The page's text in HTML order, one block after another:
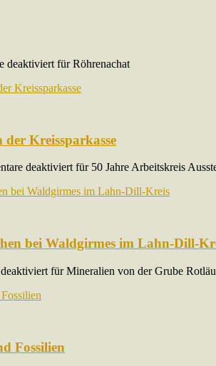
deaktiviert für Röhrenachat
Kreissparkasse
deaktiviertfür 50 Jahre Arbeitskreis
bei Waldgirmes im Lahn-Dill-
für Mineralien von der Grube
Fossilien